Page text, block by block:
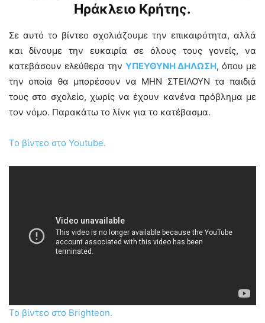
Ηράκλειο Κρήτης.
Σε αυτό το βίντεο σχολιάζουμε την επικαιρότητα, αλλά
και δίνουμε την ευκαιρία σε όλους τους γονείς, να
κατεβάσουν ελεύθερα την ΥΠΕΥΘΥΝΗ ΔΗΛΩΣΗ, όπου με
την οποία θα μπορέσουν να ΜΗΝ ΣΤΕΙΛΟΥΝ τα παιδιά
τους στο σχολείο, χωρίς να έχουν κανένα πρόβλημα με
τον νόμο. Παρακάτω το λίνκ για το κατέβασμα.
Το βίντεο στο Youtube.
Το βίντεο στο Brighteon.